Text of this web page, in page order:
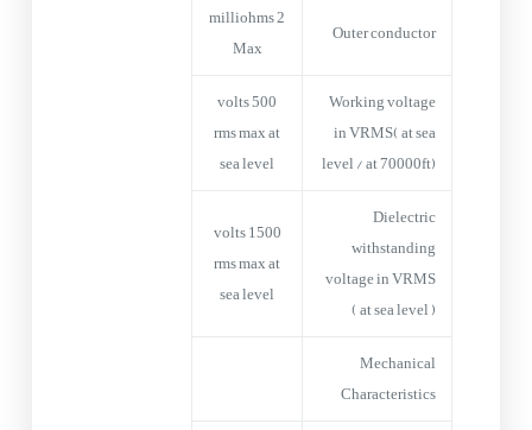
Outer conductor
2 milliohms
Max
Working voltage
in VRMS( at sea
level / at 70000ft)
500 volts
rms max at
sea level
Dielectric
withstanding
voltage in VRMS
( at sea level )
1500 volts
rms max at
sea level
Mechanical
Characteristics